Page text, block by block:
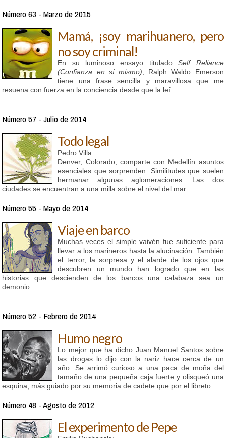
Número 63 - Marzo de 2015
Mamá, ¡soy marihuanero, pero
no soy criminal!
En su luminoso ensayo tituladoSelf Reliance
(Confianza en sí mismo) , Ralph Waldo Emerson
tiene una frase sencilla y maravillosa que me
resuena con fuerza en la conciencia desde que la leí...
Número 57 - Julio de 2014
Todo legal
Pedro Villa
Denver, Colorado, comparte con Medellín asuntos
esenciales que sorprenden. Similitudes que suelen
hermanar algunas aglomeraciones. Las dos
ciudades se encuentran a una milla sobre el nivel del mar...
Número 55 - Mayo de 2014
Viaje en barco
Muchas veces el simple vaivén fue suficiente para
llevar a los marineros hasta la alucinación. También
el terror, la sorpresa y el alarde de los ojos que
descubren un mundo han logrado que en las
historias que descienden de los barcos una calabaza sea un
demonio...
Número 52 - Febrero de 2014
Humo negro
Lo mejor que ha dicho Juan Manuel Santos sobre
las drogas lo dijo con la nariz hace cerca de un
año. Se arrimó curioso a una paca de moña del
tamaño de una pequeña caja fuerte y olisqueó una
esquina, más guiado por su memoria de cadete que por el libreto...
Número 48 - Agosto de 2012
El experimento de Pepe